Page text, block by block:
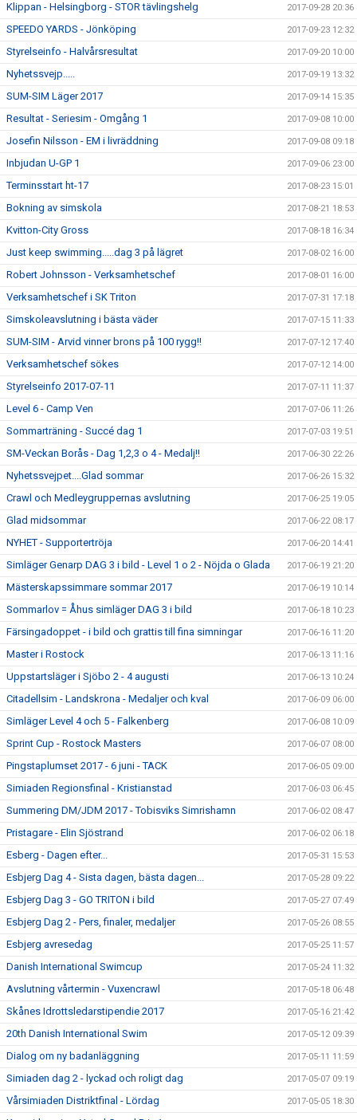
Klippan - Helsingborg - STOR tävlingshelg 2017-09-28 20:36
SPEEDO YARDS - Jönköping 2017-09-23 12:32
Styrelseinfo - Halvårsresultat 2017-09-20 10:00
Nyhetssvejp..... 2017-09-19 13:32
SUM-SIM Läger 2017 2017-09-14 15:35
Resultat - Seriesim - Omgång 1 2017-09-08 10:00
Josefin Nilsson - EM i livräddning 2017-09-08 09:18
Inbjudan U-GP 1 2017-09-06 23:00
Terminsstart ht-17 2017-08-23 15:01
Bokning av simskola 2017-08-21 18:53
Kvitton-City Gross 2017-08-18 16:34
Just keep swimming.....dag 3 på lägret 2017-08-02 16:00
Robert Johnsson - Verksamhetschef 2017-08-01 16:00
Verksamhetschef i SK Triton 2017-07-31 17:18
Simskoleavslutning i bästa väder 2017-07-15 11:33
SUM-SIM - Arvid vinner brons på 100 rygg!! 2017-07-12 17:40
Verksamhetschef sökes 2017-07-12 14:00
Styrelseinfo 2017-07-11 2017-07-11 11:37
Level 6 - Camp Ven 2017-07-06 11:26
Sommarträning - Succé dag 1 2017-07-03 19:51
SM-Veckan Borås - Dag 1,2,3 o 4 - Medalj!! 2017-06-30 22:26
Nyhetssvejpet....Glad sommar 2017-06-26 15:32
Crawl och Medleygruppernas avslutning 2017-06-25 19:05
Glad midsommar 2017-06-22 08:17
NYHET - Supportertröja 2017-06-20 14:41
Simläger Genarp DAG 3 i bild - Level 1 o 2 - Nöjda o Glada 2017-06-19 21:20
Mästerskapssimmare sommar 2017 2017-06-19 10:14
Sommarlov = Åhus simläger DAG 3 i bild 2017-06-18 10:23
Färsingadoppet - i bild och grattis till fina simningar 2017-06-16 11:20
Master i Rostock 2017-06-13 11:16
Uppstartsläger i Sjöbo 2 - 4 augusti 2017-06-13 10:24
Citadellsim - Landskrona - Medaljer och kval 2017-06-09 06:00
Simläger Level 4 och 5 - Falkenberg 2017-06-08 10:09
Sprint Cup - Rostock Masters 2017-06-07 08:00
Pingstaplumset 2017 - 6 juni - TACK 2017-06-05 09:00
Simiaden Regionsfinal - Kristianstad 2017-06-03 06:45
Summering DM/JDM 2017 - Tobisviks Simrishamn 2017-06-02 08:47
Pristagare - Elin Sjöstrand 2017-06-02 06:18
Esberg - Dagen efter... 2017-05-31 15:53
Esbjerg Dag 4 - Sista dagen, bästa dagen... 2017-05-28 09:22
Esbjerg Dag 3 - GO TRITON i bild 2017-05-27 07:49
Esbjerg Dag 2 - Pers, finaler, medaljer 2017-05-26 08:55
Esbjerg avresedag 2017-05-25 11:57
Danish International Swimcup 2017-05-24 11:32
Avslutning vårtermin - Vuxencrawl 2017-05-18 06:48
Skånes Idrottsledarstipendie 2017 2017-05-16 21:42
20th Danish International Swim 2017-05-12 09:39
Dialog om ny badanläggning 2017-05-11 11:59
Simiaden dag 2 - lyckad och roligt dag 2017-05-07 09:19
Vårsimiaden Distriktfinal - Lördag 2017-05-05 18:30